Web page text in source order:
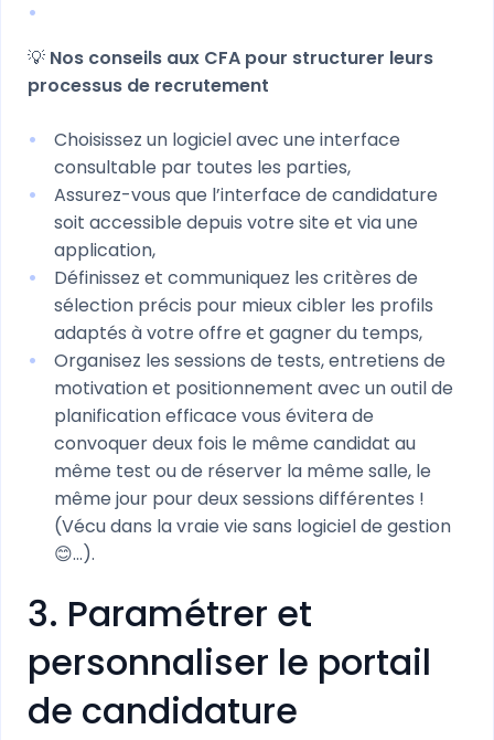
💡 Nos conseils aux CFA pour structurer leurs
processus de recrutement
Choisissez un logiciel avec une interface
consultable par toutes les parties,
Assurez-vous que l’interface de candidature
soit accessible depuis votre site et via une
application,
Définissez et communiquez les critères de
sélection précis pour mieux cibler les profils
adaptés à votre offre et gagner du temps,
Organisez les sessions de tests, entretiens de
motivation et positionnement avec un outil de
planification efficace vous évitera de
convoquer deux fois le même candidat au
même test ou de réserver la même salle, le
même jour pour deux sessions différentes !
(Vécu dans la vraie vie sans logiciel de gestion
😊…).
3. Paramétrer et
personnaliser le portail
de candidature